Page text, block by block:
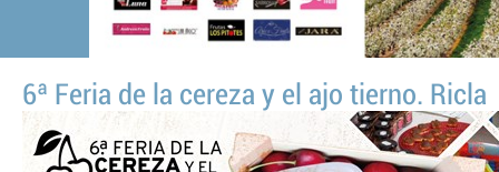
6ª Feria de la cereza y el ajo tierno. Ricla